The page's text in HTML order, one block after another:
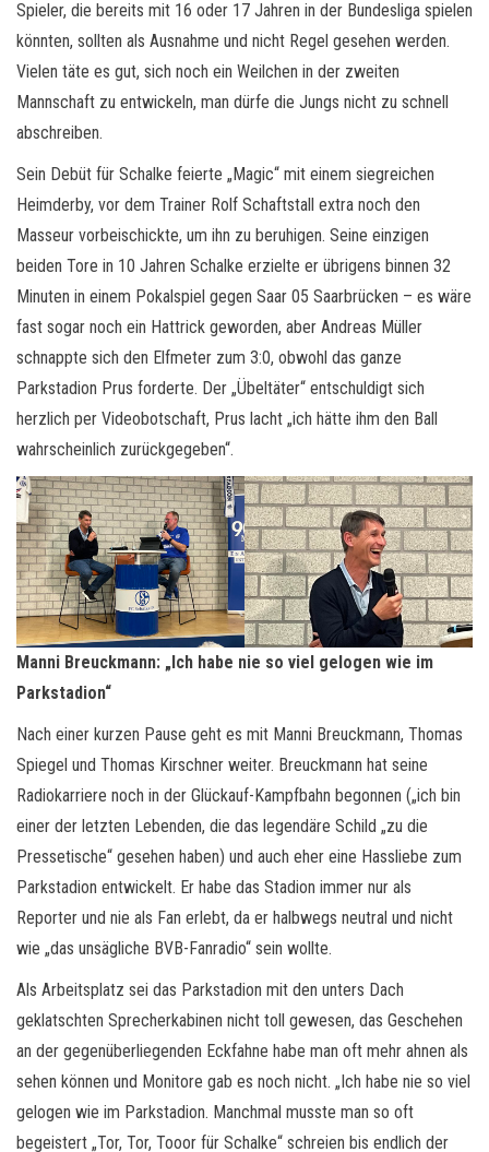
Spieler, die bereits mit 16 oder 17 Jahren in der Bundesliga spielen
könnten, sollten als Ausnahme und nicht Regel gesehen werden.
Vielen täte es gut, sich noch ein Weilchen in der zweiten
Mannschaft zu entwickeln, man dürfe die Jungs nicht zu schnell
abschreiben.
Sein Debüt für Schalke feierte „Magic“ mit einem siegreichen
Heimderby, vor dem Trainer Rolf Schaftstall extra noch den
Masseur vorbeischickte, um ihn zu beruhigen. Seine einzigen
beiden Tore in 10 Jahren Schalke erzielte er übrigens binnen 32
Minuten in einem Pokalspiel gegen Saar 05 Saarbrücken – es wäre
fast sogar noch ein Hattrick geworden, aber Andreas Müller
schnappte sich den Elfmeter zum 3:0, obwohl das ganze
Parkstadion Prus forderte. Der „Übeltäter“ entschuldigt sich
herzlich per Videobotschaft, Prus lacht „ich hätte ihm den Ball
wahrscheinlich zurückgegeben“.
Manni Breuckmann: „Ich habe nie so viel gelogen wie im
Parkstadion“
Nach einer kurzen Pause geht es mit Manni Breuckmann, Thomas
Spiegel und Thomas Kirschner weiter. Breuckmann hat seine
Radiokarriere noch in der Glückauf-Kampfbahn begonnen („ich bin
einer der letzten Lebenden, die das legendäre Schild „zu die
Pressetische“ gesehen haben) und auch eher eine Hassliebe zum
Parkstadion entwickelt. Er habe das Stadion immer nur als
Reporter und nie als Fan erlebt, da er halbwegs neutral und nicht
wie „das unsägliche BVB-Fanradio“ sein wollte.
Als Arbeitsplatz sei das Parkstadion mit den unters Dach
geklatschten Sprecherkabinen nicht toll gewesen, das Geschehen
an der gegenüberliegenden Eckfahne habe man oft mehr ahnen als
sehen können und Monitore gab es noch nicht. „Ich habe nie so viel
gelogen wie im Parkstadion. Manchmal musste man so oft
begeistert „Tor, Tor, Tooor für Schalke“ schreien bis endlich der